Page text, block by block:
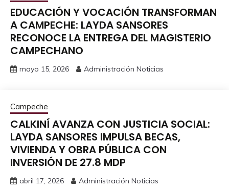
EDUCACIÓN Y VOCACIÓN TRANSFORMAN
A CAMPECHE: LAYDA SANSORES
RECONOCE LA ENTREGA DEL MAGISTERIO
CAMPECHANO
mayo 15, 2026 Administración Noticias
Campeche
CALKINÍ AVANZA CON JUSTICIA SOCIAL:
LAYDA SANSORES IMPULSA BECAS,
VIVIENDA Y OBRA PÚBLICA CON
INVERSIÓN DE 27.8 MDP
abril 17, 2026 Administración Noticias